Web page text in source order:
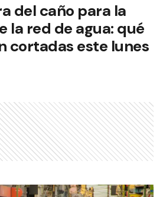
del caño para la
la red de agua: qué
cortadas este lunes